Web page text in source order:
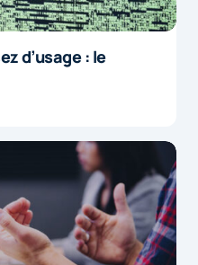
d’usage : le